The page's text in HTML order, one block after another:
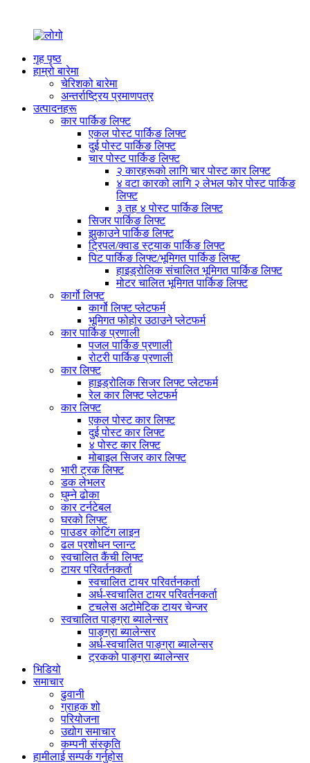
गृह पृष्ठ
हाम्रो बारेमा
चेरिशको बारेमा
अन्तर्राष्ट्रिय प्रमाणपत्र
उत्पादनहरू
कार पार्किङ लिफ्ट
एकल पोस्ट पार्किङ लिफ्ट
दुई पोस्ट पार्किङ लिफ्ट
चार पोस्ट पार्किङ लिफ्ट
२ कारहरूको लागि चार पोस्ट कार लिफ्ट
४ वटा कारको लागि २ लेभल फोर पोस्ट पार्किङ
लिफ्ट
३ तह ४ पोस्ट पार्किङ लिफ्ट
सिजर पार्किङ लिफ्ट
झुकाउने पार्किङ लिफ्ट
ट्रिपल/क्वाड स्ट्याक पार्किङ लिफ्ट
पिट पार्किङ लिफ्ट/भूमिगत पार्किङ लिफ्ट
हाइड्रोलिक संचालित भूमिगत पार्किङ लिफ्ट
मोटर चालित भूमिगत पार्किङ लिफ्ट
कार्गो लिफ्ट
कार्गो लिफ्ट प्लेटफर्म
भूमिगत फोहोर उठाउने प्लेटफर्म
कार पार्किङ प्रणाली
पजल पार्किङ प्रणाली
रोटरी पार्किङ प्रणाली
कार लिफ्ट
हाइड्रोलिक सिजर लिफ्ट प्लेटफर्म
रेल कार लिफ्ट प्लेटफर्म
कार लिफ्ट
एकल पोस्ट कार लिफ्ट
दुई पोस्ट कार लिफ्ट
४ पोस्ट कार लिफ्ट
मोबाइल सिजर कार लिफ्ट
भारी ट्रक लिफ्ट
डक लेभलर
घुम्ने ढोका
कार टर्नटेबल
घरको लिफ्ट
पाउडर कोटिंग लाइन
ढल प्रशोधन प्लान्ट
स्वचालित कैंची लिफ्ट
टायर परिवर्तनकर्ता
स्वचालित टायर परिवर्तनकर्ता
अर्ध-स्वचालित टायर परिवर्तनकर्ता
टचलेस अटोमेटिक टायर चेन्जर
स्वचालित पाङ्ग्रा ब्यालेन्सर
पाङ्ग्रा ब्यालेन्सर
अर्ध-स्वचालित पाङ्ग्रा ब्यालेन्सर
ट्रकको पाङ्ग्रा ब्यालेन्सर
भिडियो
समाचार
ढुवानी
ग्राहक शो
परियोजना
उद्योग समाचार
कम्पनी संस्कृति
हामीलाई सम्पर्क गर्नुहोस